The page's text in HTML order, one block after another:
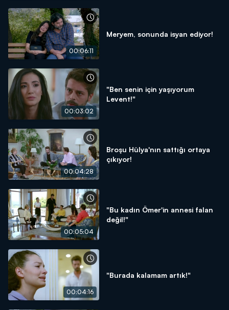
00:06:11
Meryem, sonunda isyan ediyor!
00:03:02
"Ben senin için yaşıyorum
Levent!"
00:04:28
Broşu Hülya'nın sattığı ortaya
çıkıyor!
00:05:04
"Bu kadın Ömer'in annesi falan
değil!"
00:04:16
"Burada kalamam artık!"